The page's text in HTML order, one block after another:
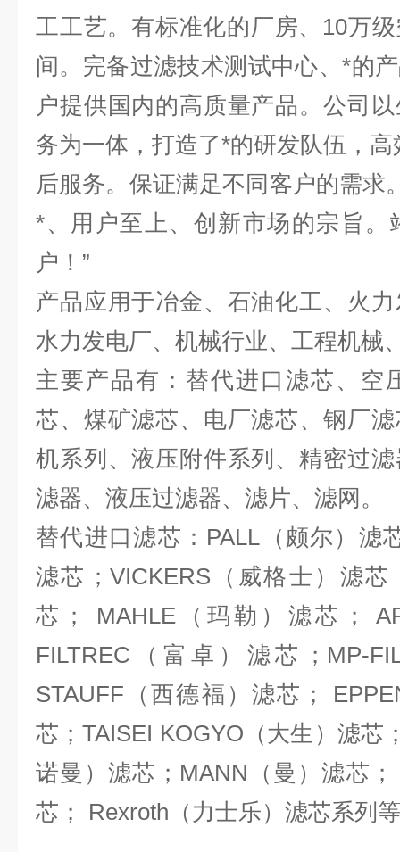
工工艺。有标准化的厂房、10万
间。完备过滤技术测试中心、*的
户提供国内的高质量产品。公司
务为一体，打造了*的研发队伍，
后服务。保证满足不同客户的需求
*、用户至上、创新市场的宗旨。
户！”
产品应用于冶金、石油化工、火
水力发电厂、机械行业、工程机械
主要产品有：替代进口滤芯、空
芯、煤矿滤芯、电厂滤芯、钢厂
机系列、液压附件系列、精密过
滤器、液压过滤器、滤片、滤网。
替代进口滤芯：PALL（颇尔）滤
滤芯；VICKERS（威格士）滤芯
芯； MAHLE（玛勒）滤芯；
FILTREC（富卓）滤芯；MP-
STAUFF（西德福）滤芯；
芯；TAISEI KOGYO（大生）滤芯
诺曼）滤芯；MANN（曼）滤芯
芯； Rexroth（力士乐）滤芯系列